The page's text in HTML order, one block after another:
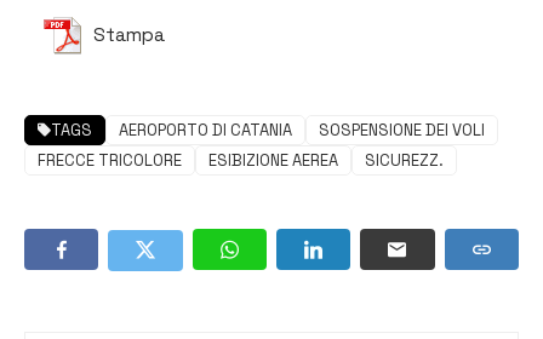
Stampa
TAGS AEROPORTO DI CATANIA
SOSPENSIONE DEI VOLI
FRECCE TRICOLORE
ESIBIZIONE AEREA SICUREZZ.